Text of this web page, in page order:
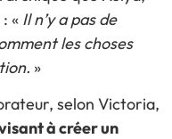
« Il n’y a pas de
les choses
»
selon Victoria,
à créer un